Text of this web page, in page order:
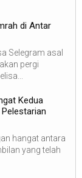
di Antar
Selegram asal
pergi
Kedua
hangat antara
yang telah